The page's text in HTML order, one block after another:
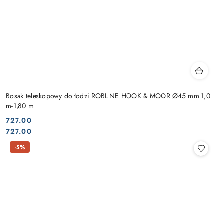
Bosak teleskopowy do łodzi ROBLINE HOOK & MOOR Ø45 mm 1,0
m-1,80 m
Cena:
727.00
Cena:
727.00
-5%